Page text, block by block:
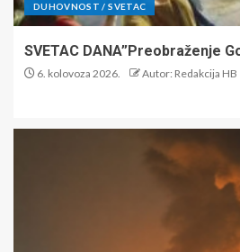
DUHOVNOST / SVETAC
SVETAC DANA”Preobraženje
6. kolovoza 2026. Autor: Redakcija HB